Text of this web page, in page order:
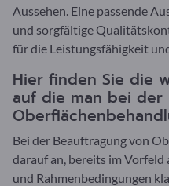
Aussehen. Eine passende
und sorgfältige
für die Leistungsfähigkeit
Hier finden Sie die
auf die man bei der
Bei der Beauftragung von
darauf an, bereits im
und Rahmenbedingungen